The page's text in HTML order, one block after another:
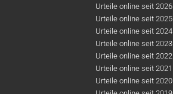
Urteile online seit 2026
Urteile online seit 2025
Urteile online seit 2024
Urteile online seit 2023
Urteile online seit 2022
Urteile online seit 2021
Urteile online seit 2020